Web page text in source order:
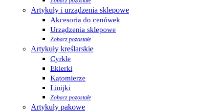
Artykuły i urządzenia sklepowe
Akcesoria do cenówek
Urządzenia sklepowe
Zobacz pozostałe
Artykuły kreślarskie
Cyrkle
Ekierki
Kątomierze
Linijki
Zobacz pozostałe
Artykuły pakowe